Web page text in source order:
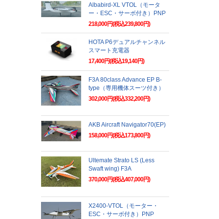
Albabird-XL VTOL（モータ
ー・ESC・サーボ付き）PNP
218,000円(税込239,800円)
HOTA P6デュアルチャンネル
スマート充電器
17,400円(税込19,140円)
F3A 80class Advance EP B-
type（専用機体スーツ付き）
302,000円(税込332,200円)
AKB Aircraft Navigator70(EP)
158,000円(税込173,800円)
Ultemate Strato LS (Less
Swaft wing) F3A
370,000円(税込407,000円)
X2400-VTOL（モーター・
ESC・サーボ付き）PNP